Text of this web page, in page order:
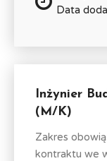
Data
Inżynier
(M/K)
Zakres
kontraktu we